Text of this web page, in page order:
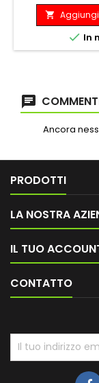

 In
Ancora
PRODOTTI
LA NOSTRA
IL TUO
CONTATTO